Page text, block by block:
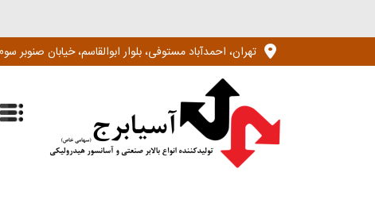
to
تهران، احمدآباد مستوفی، بلوار ابوالقاسم، خیابان صنوبر سوم جنوبی، خیابان 13